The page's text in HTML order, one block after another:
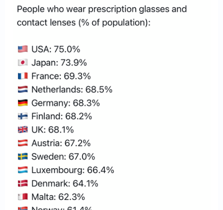
ブータン
ネパール
世界一周旅行前～準備～
FIRE後の日常
アニメ
読書
ポートフォリオ
資産運用
仮想通貨